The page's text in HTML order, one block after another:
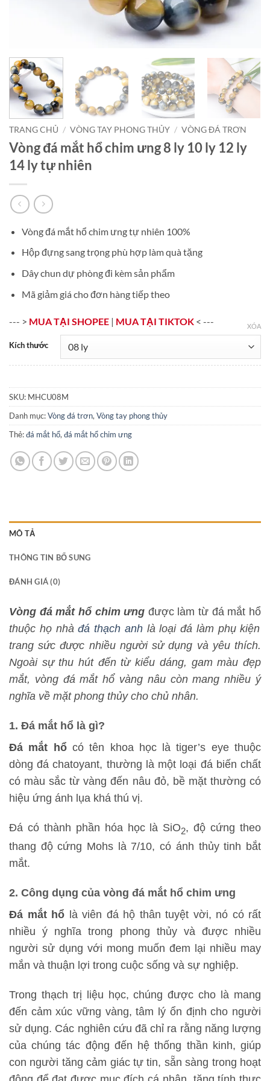
TRANG CHỦ / VÒNG TAY PHONG THỦY / VÒNG ĐÁ TRƠN
Vòng đá mắt hổ chim ưng 8 ly 10 ly 12 ly
14 ly tự nhiên
Vòng đá mắt hổ chim ưng tự nhiên 100%
Hộp đựng sang trọng phù hợp làm quà tặng
Dây chun dự phòng đi kèm sản phẩm
Mã giảm giá cho đơn hàng tiếp theo
--- > MUA TẠI SHOPEE | MUA TẠI TIKTOK < ---
Kích thước
XÓA
SKU: MHCU08M
Danh mục:Vòng đá trơn, Vòng tay phong thủy
Thẻ:đá mắt hổ, đá mắt hổ chim ưng
MÔ TẢ
THÔNG TIN BỔ SUNG
ĐÁNH GIÁ (0)
Vòng đá mắt hổ chim ưng được làm từ đá mắt hổ
thuộc họ nhàđá thạch anhlà loại đá làm phụ kiện
trang sức được nhiều người sử dụng và yêu thích.
Ngoài sự thu hút đến từ kiểu dáng, gam màu đẹp
mắt, vòng đá mắt hổ vàng nâu còn mang nhiều ý
nghĩa về mặt phong thủy cho chủ nhân.
1. Đá mắt hổ là gì?
Đá mắt hổcó tên khoa học là tiger’s eye thuộc
dòng đá chatoyant, thường là một loại đá biến chất
có màu sắc từ vàng đến nâu đỏ, bề mặt thường có
hiệu ứng ánh lụa khá thú vị.
Đá có thành phần hóa học là SiO2, độ cứng theo
thang độ cứng Mohs là 7/10, có ánh thủy tinh bắt
mắt.
2. Công dụng của vòng đá mắt hổ chim ưng
Đá mắt hổ là viên đá hộ thân tuyệt vời, nó có rất
nhiều ý nghĩa trong phong thủy và được nhiều
người sử dụng với mong muốn đem lại nhiều may
mắn và thuận lợi trong cuộc sống và sự nghiệp.
Trong thạch trị liệu học, chúng được cho là mang
đến cảm xúc vững vàng, tâm lý ổn định cho người
sử dụng. Các nghiên cứu đã chỉ ra rằng năng lượng
của chúng tác động đến hệ thống thần kinh, giúp
con người tăng cảm giác tự tin, sẵn sàng trong hoạt